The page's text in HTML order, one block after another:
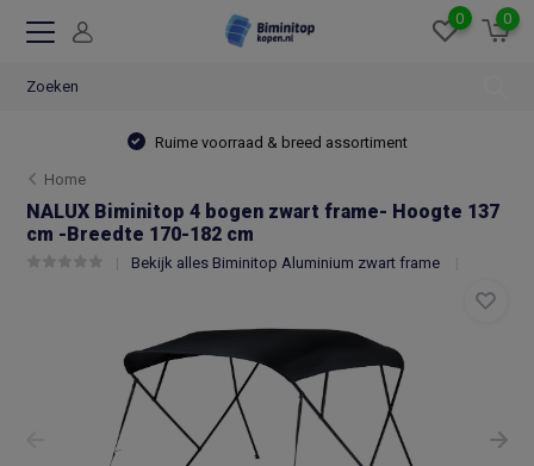
0 0
Ruime voorraad & breed assortiment
Home
NALUX Biminitop 4 bogen zwart frame- Hoogte 137
cm -Breedte 170-182 cm
Bekijk alles Biminitop Aluminium zwart frame